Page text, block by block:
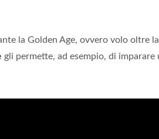
la Golden Age, ovvero volo oltre la
gli permette, ad esempio, di imparare